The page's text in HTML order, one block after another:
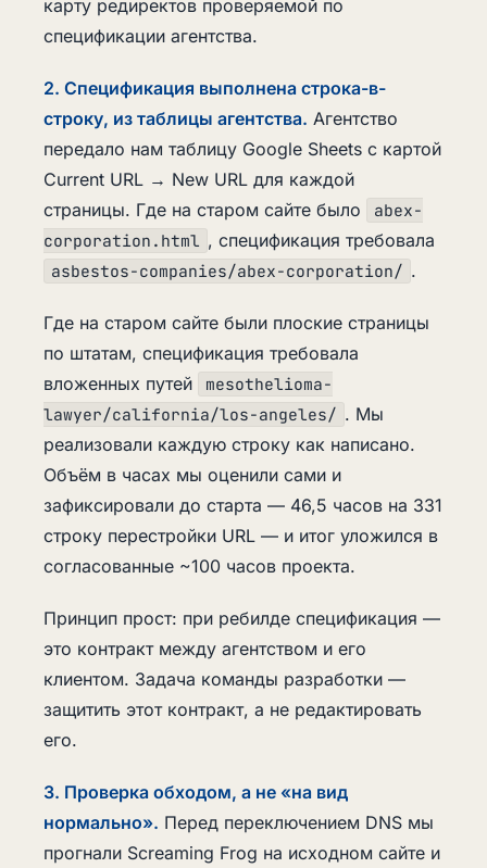
карту редиректов проверяемой по
спецификации агентства.
2. Спецификация выполнена строка-в-
строку, из таблицы агентства. Агентство
передало нам таблицу Google Sheets с картой
Current URL → New URL для каждой
страницы. Где на старом сайте было
abex-
corporation.html , спецификация требовала
asbestos-companies/abex-corporation/ .
Где на старом сайте были плоские страницы
по штатам, спецификация требовала
вложенных путей
mesothelioma-
lawyer/california/los-angeles/ . Мы
реализовали каждую строку как написано.
Объём в часах мы оценили сами и
зафиксировали до старта — 46,5 часов на 331
строку перестройки URL — и итог уложился в
согласованные ~100 часов проекта.
Принцип прост: при ребилде спецификация —
это контракт между агентством и его
клиентом. Задача команды разработки —
защитить этот контракт, а не редактировать
его.
3. Проверка обходом, а не «на вид
нормально». Перед переключением DNS мы
прогнали Screaming Frog на исходном сайте и